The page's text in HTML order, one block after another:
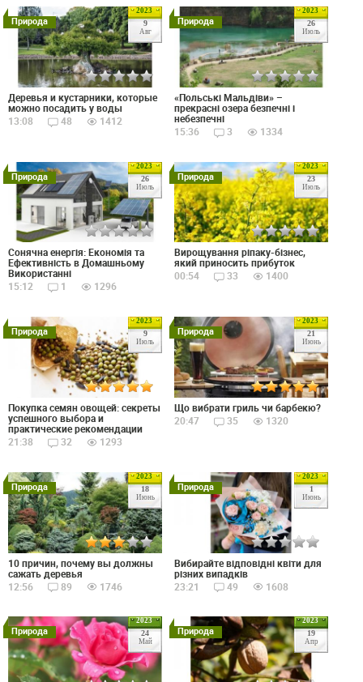
2023
9
Авг
Природа
Деревья и кустарники, которые
можно посадить у воды
13:08
48 1412
2023
26
Июль
Природа
«Польські Мальдіви» –
прекрасні озера безпечні і
небезпечні
15:36
3 1334
2023
26
Июль
Природа
Сонячна енергія: Економія та
Ефективність в Домашньому
Використанні
15:12
1 1296
2023
23
Июль
Природа
Вирощування ріпаку-бізнес,
який приносить прибуток
00:54
33 1400
2023
9
Июль
Природа
Покупка семян овощей: секреты
успешного выбора и
практические рекомендации
21:38
32 1293
2023
21
Июнь
Природа
Що вибрати гриль чи барбекю?
20:47
35 1320
2023
18
Июнь
Природа
10 причин, почему вы должны
сажать деревья
12:56
89 1746
2023
1
Июнь
Природа
Вибирайте відповідні квіти для
різних випадків
23:21
49 1608
2023
24
Май
Природа
2023
19
Апр
Природа